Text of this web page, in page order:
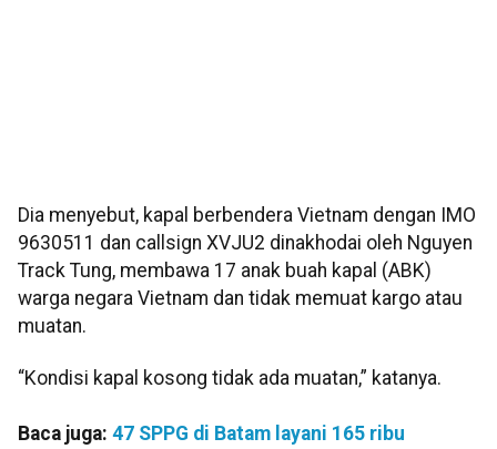
Dia menyebut, kapal berbendera Vietnam dengan IMO
9630511 dan callsign XVJU2 dinakhodai oleh Nguyen
Track Tung, membawa 17 anak buah kapal (ABK)
warga negara Vietnam dan tidak memuat kargo atau
muatan.
“Kondisi kapal kosong tidak ada muatan,” katanya.
Baca juga: 47 SPPG di Batam layani 165 ribu